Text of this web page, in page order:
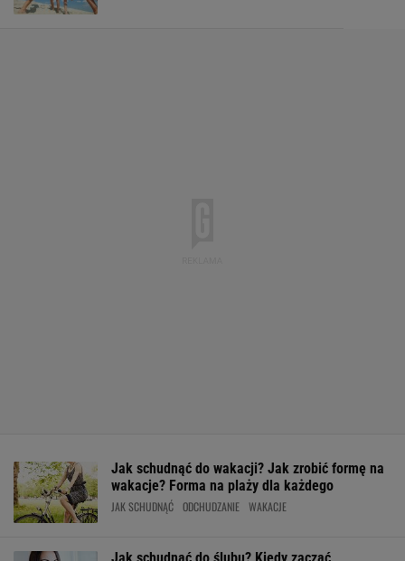
Jak schudnąć do wakacji? Jak zrobić formę na
wakacje? Forma na plaży dla każdego
JAK SCHUDNĄĆ ODCHUDZANIE WAKACJE